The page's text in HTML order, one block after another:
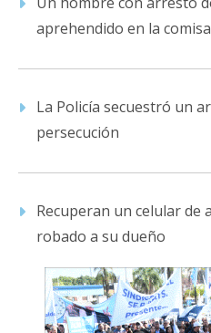
aprehendido en la
La Policía secuestró un
persecución
Recuperan un celular de
robado a su dueño